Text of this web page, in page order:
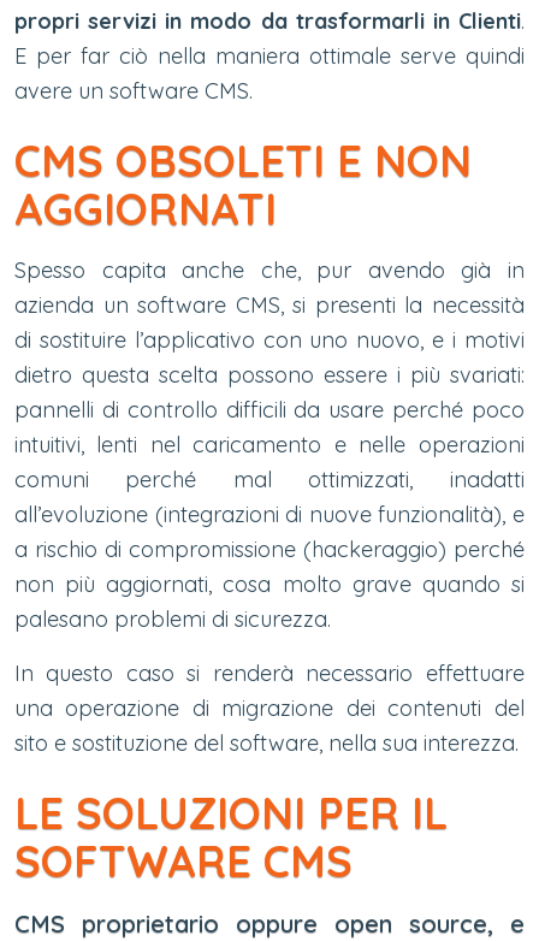
propri servizi in modo da trasformarli in Clienti.
E per far ciò nella maniera ottimale serve quindi
avere un software CMS.
CMS OBSOLETI E NON
AGGIORNATI
Spesso capita anche che, pur avendo già in
azienda un software CMS, si presenti la necessità
di sostituire l’applicativo con uno nuovo, e i motivi
dietro questa scelta possono essere i più svariati:
pannelli di controllo difficili da usare perché poco
intuitivi, lenti nel caricamento e nelle operazioni
comuni perché mal ottimizzati, inadatti
all’evoluzione (integrazioni di nuove funzionalità), e
a rischio di compromissione (hackeraggio) perché
non più aggiornati, cosa molto grave quando si
palesano problemi di sicurezza.
In questo caso si renderà necessario effettuare
una operazione di migrazione dei contenuti del
sito e sostituzione del software, nella sua interezza.
LE SOLUZIONI PER IL
SOFTWARE CMS
CMS proprietario oppure open source, e